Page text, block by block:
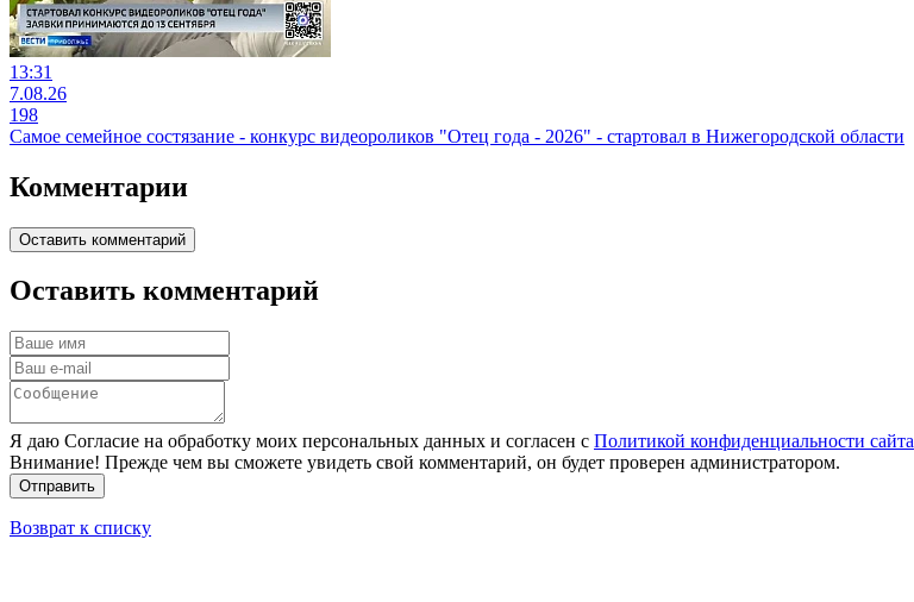
13:31
7.08.26
198
Самое семейное состязание - конкурс видеороликов "Отец года - 2026" - стартовал в Нижегородской области
Комментарии
Оставить комментарий
Оставить комментарий
Я даю Согласие на обработку моих персональных данных и согласен с Политикой конфиденциальности сайта
Внимание! Прежде чем вы сможете увидеть свой комментарий, он будет проверен администратором.
Отправить
Возврат к списку